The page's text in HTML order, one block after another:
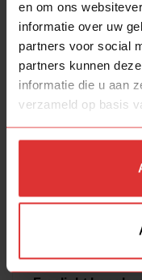
en om ons
informatie over uw
partners voor social
partners kunnen
informatie die u aan
verzameld op basis
Sale (2)
2dekansje (5)
ELD-selectie
(5)
Product Familie
Bollique New (3)
Macchia (1)
Steinhauer
Bollique
Internetretour
€279.95
prijs
was:
€279.95.
€225.00